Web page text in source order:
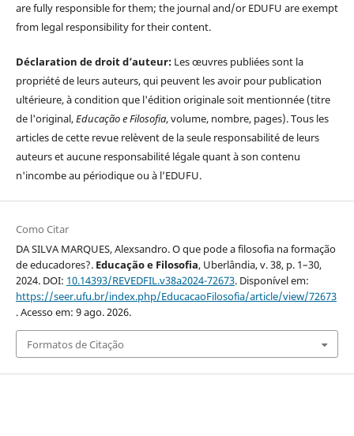
are fully responsible for them; the journal and/or EDUFU are exempt
from legal responsibility for their content.
Déclaration de droit d’auteur: Les œuvres publiées sont la
propriété de leurs auteurs, qui peuvent les avoir pour publication
ultérieure, à condition que l'édition originale soit mentionnée (titre
de l'original,Educação e Filosofia, volume, nombre, pages). Tous les
articles de cette revue relèvent de la seule responsabilité de leurs
auteurs et aucune responsabilité légale quant à son contenu
n'incombe au périodique ou à l’EDUFU.
Como Citar
DA SILVA MARQUES, Alexsandro. O que pode a filosofia na formação
de educadores?. Educação e Filosofia, Uberlândia, v. 38, p. 1–30,
2024. DOI: 10.14393/REVEDFIL.v38a2024-72673. Disponível em:
https://seer.ufu.br/index.php/EducacaoFilosofia/article/view/72673
. Acesso em: 9 ago. 2026.
Formatos de Citação